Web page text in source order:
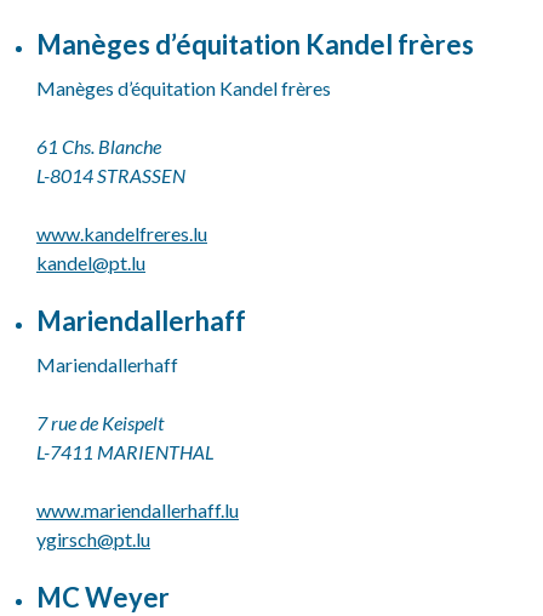
Manèges d’équitation Kandel frères
Manèges d’équitation Kandel frères
61 Chs. Blanche
L-8014 STRASSEN
www.kandelfreres.lu
kandel@pt.lu
Mariendallerhaff
Mariendallerhaff
7 rue de Keispelt
L-7411 MARIENTHAL
www.mariendallerhaff.lu
ygirsch@pt.lu
MC Weyer